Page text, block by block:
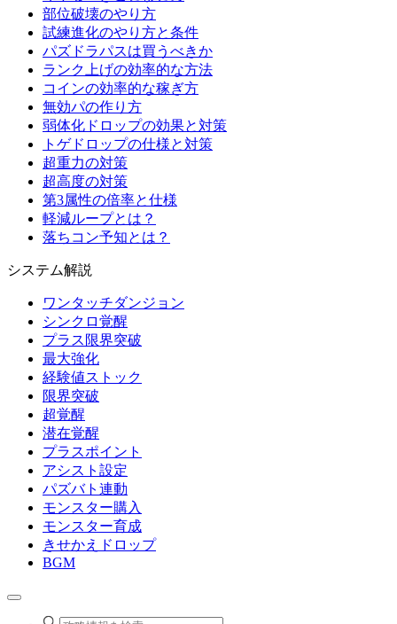
部位破壊のやり方
試練進化のやり方と条件
パズドラパスは買うべきか
ランク上げの効率的な方法
コインの効率的な稼ぎ方
無効パの作り方
弱体化ドロップの効果と対策
トゲドロップの仕様と対策
超重力の対策
超高度の対策
第3属性の倍率と仕様
軽減ループとは？
落ちコン予知とは？
システム解説
ワンタッチダンジョン
シンクロ覚醒
プラス限界突破
最大強化
経験値ストック
限界突破
超覚醒
潜在覚醒
プラスポイント
アシスト設定
パズバト連動
モンスター購入
モンスター育成
きせかえドロップ
BGM